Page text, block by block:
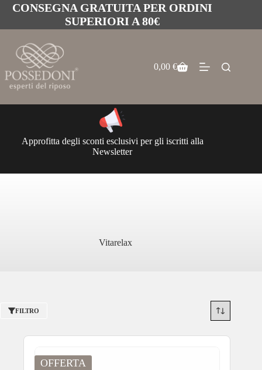
CONSEGNA GRATUITA PER ORDINI
SUPERIORI A 80€
0,00€
Approfitta degli sconti esclusivi per gli iscritti alla
Newsletter
Vitarelax
FILTRO
OFFERTA